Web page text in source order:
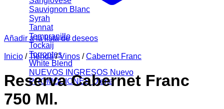
Sauvignon Blanc
Syrah
Tannat
Tempranillo
Tockaij
Torrontes
White Blend
NUEVOS INGRESOS
PROMOCIONES
Añadir a la lista de deseos
Inicio / Tienda / Vinos / Cabernet Franc
Reserva Cabernet Franc
750 Ml.